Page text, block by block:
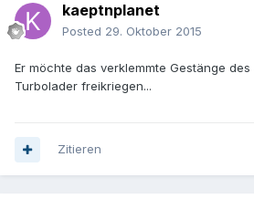
kaeptnplanet
Posted 29. Oktober 2015
Er möchte das verklemmte Gestänge des
Turbolader freikriegen...
Zitieren